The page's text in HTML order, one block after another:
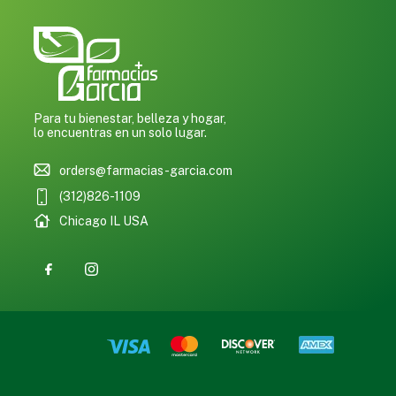
Para tu bienestar, belleza y hogar,
lo encuentras en un solo lugar.
orders@farmacias-garcia.com
(312)826-1109
Chicago IL USA